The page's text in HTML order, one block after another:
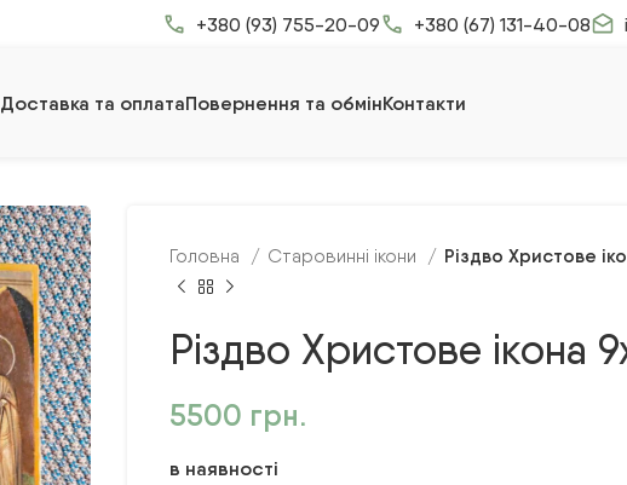
+380 (93) 755-20-09 +380 (67) 131-40-08
Доставка та оплатаПовернення та обмінКонтакти
Головна Старовинні ікони Різдво Христове
Різдво Христове ікона
5500 грн.
в наявності